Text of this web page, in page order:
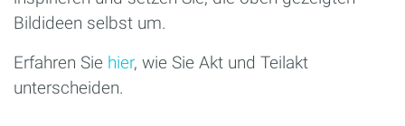
Bildideen selbst um.
Erfahren Sie hier, wie Sie Akt und Teilakt
unterscheiden.